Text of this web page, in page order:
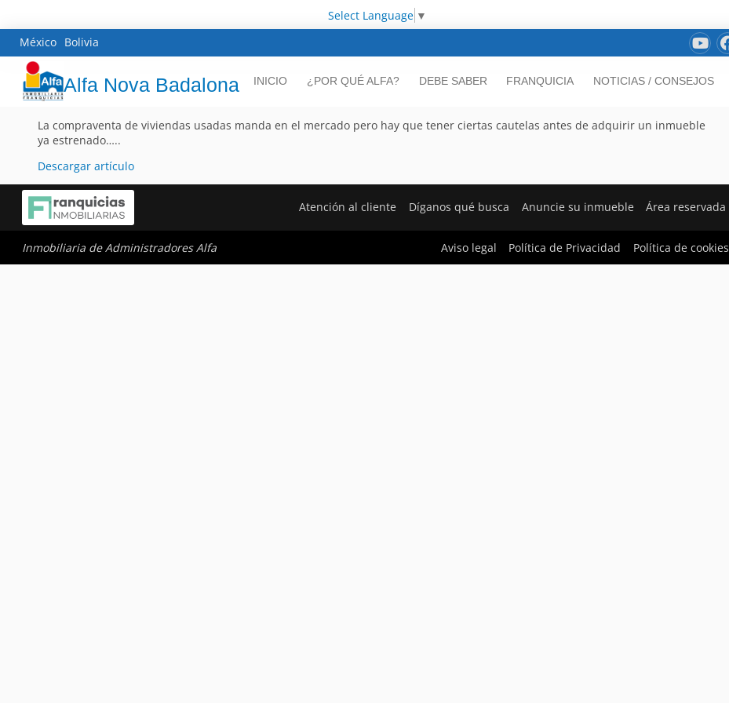
Select Language ▼
México Bolivia
Alfa Nova Badalona INICIO ¿POR QUÉ ALFA? DEBE SABER FRANQUICIA NOTICIAS / CONSEJOS
La compraventa de viviendas usadas manda en el mercado pero hay que tener ciertas cautelas antes de adquirir un inmueble
ya estrenado…..
Descargar artículo
Atención al cliente Díganos qué busca Anuncie su inmueble Área reservada
Inmobiliaria de Administradores Alfa Aviso legal Política de Privacidad Política de cookies